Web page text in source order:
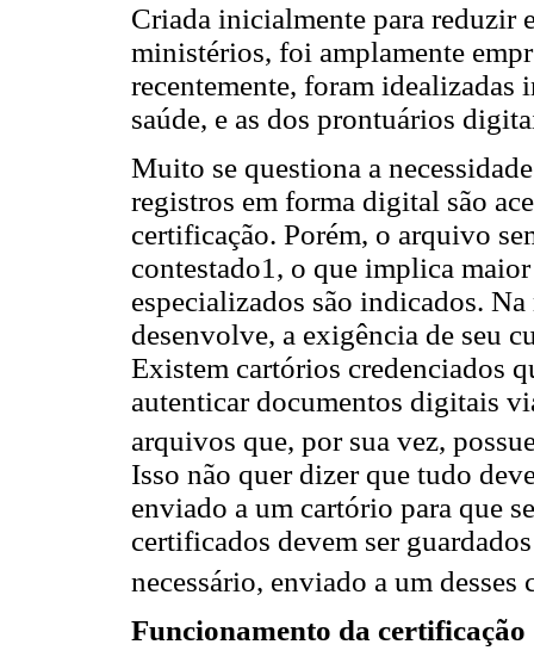
Criada inicialmente para reduzir
ministérios, foi amplamente
recentemente, foram idealizadas
saúde, e as dos prontuários
Muito se questiona a
registros em forma digital são
certificação. Porém, o arquivo
contestado1, o que implica
especializados são indicados.
desenvolve, a exigência de seu
Existem cartórios credenciados
autenticar documentos digitais
arquivos que, por sua vez,
Isso não quer dizer que tudo
enviado a um cartório para que
certificados devem ser
necessário, enviado a um desses
Funcionamento da